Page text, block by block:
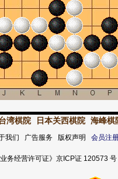
湾棋院 日本关西棋院 海峰棋
我们 广告服务 版权声明 会员注
业务经营许可证》京ICP证